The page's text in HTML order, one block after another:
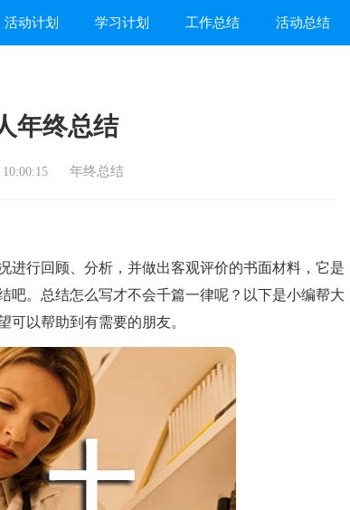
活动计划 学习计划 工作总结 活动总结
年终总结
年终总结
行回顾、分析，并做出客观评价的书面材料，它是
吧。总结怎么写才不会千篇一律呢？以下是小编帮大
以帮助到有需要的朋友。